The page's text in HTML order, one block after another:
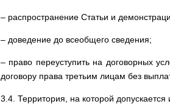
– распространение Статьи и
– доведение до всеобщего сведения;
– право переуступить на договорных
договору права третьим лицам без
3.4. Территория, на которой